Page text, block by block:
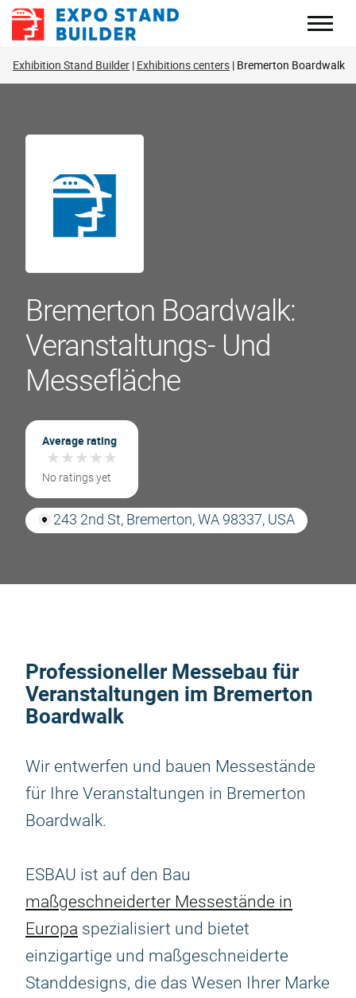
Zum
Inhalt
Exhibition Stand Builder Exhibitions centers Bremerton Boardwalk
Bremerton Boardwalk:
Veranstaltungs- Und
Messefläche
Average rating
★★★★★
★★★★★
No ratings yet
243 2nd St, Bremerton, WA 98337, USA
Professioneller Messebau für
Veranstaltungen im Bremerton
Boardwalk
Wir entwerfen und bauen Messestände
für Ihre Veranstaltungen in Bremerton
Boardwalk.
ESBAU ist auf den Bau
maßgeschneiderter Messestände in
Europa spezialisiert und bietet
einzigartige und maßgeschneiderte
Standdesigns, die das Wesen Ihrer Marke